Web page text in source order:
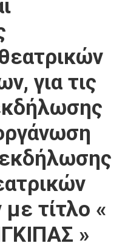
για τις
εκδήλωσης
τίτλο «
»